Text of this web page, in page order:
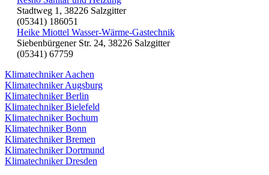
Stadtweg 1, 38226 Salzgitter
(05341) 186051
Heike Miottel Wasser-Wärme-Gastechnik
Siebenbürgener Str. 24, 38226 Salzgitter
(05341) 67759
Klimatechniker Aachen
Klimatechniker Augsburg
Klimatechniker Berlin
Klimatechniker Bielefeld
Klimatechniker Bochum
Klimatechniker Bonn
Klimatechniker Bremen
Klimatechniker Dortmund
Klimatechniker Dresden